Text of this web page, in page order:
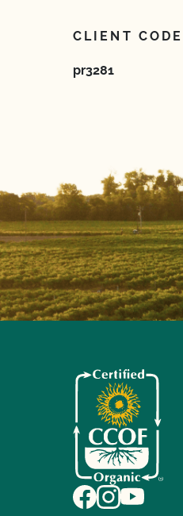
CLIENT CODE
pr3281